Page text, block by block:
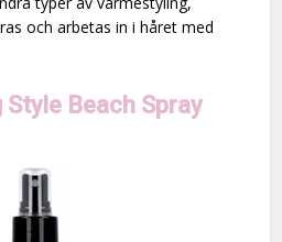
och arbetas in i håret med
Style Beach Spray